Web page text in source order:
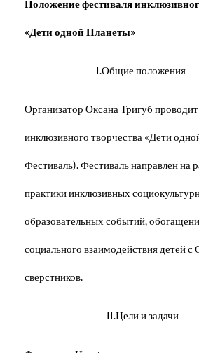
Положение фестиваля
«Дети одной Планеты»
I.Общие положения
Организатор Оксана Тригуб
инклюзивного творчества «Дети
Фестиваль). Фестиваль направлен на
практики инклюзивных
образовательных событий,
социального взаимодействия детей
сверстников.
II.Цели и задачи